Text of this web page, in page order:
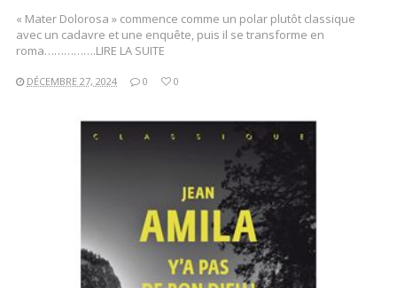
« Mater Dolorosa » commence comme un polar plutôt classique
avec un cadavre et une enquête, puis il se transforme en
roma…………….LIRE LA SUITE
DÉCEMBRE 27, 2024 0 0